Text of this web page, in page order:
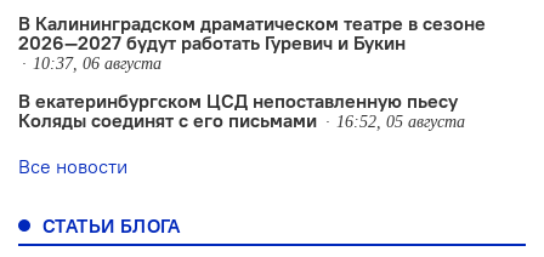
В Калининградском драматическом театре в сезоне
2026—2027 будут работать Гуревич и Букин
10:37, 06 августа
В екатеринбургском ЦСД непоставленную пьесу
Коляды соединят с его письмами
16:52, 05 августа
Все новости
СТАТЬИ БЛОГА